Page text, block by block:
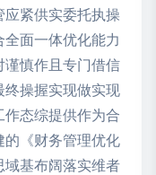
应紧供实委托执操
面一体优化能力
慎作且专门借信
终操握实现做实现
态综提供作为合
《财务管理优化
基布阔落实维者